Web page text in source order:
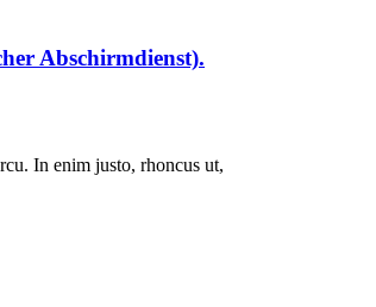
Abschirmdienst).
In enim justo, rhoncus ut,